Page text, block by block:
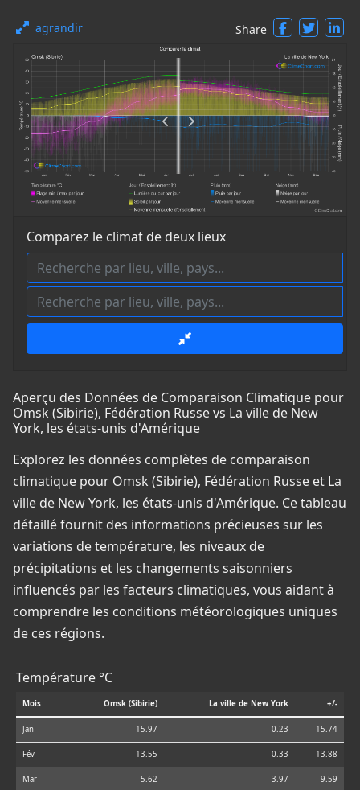
agrandir Share
Comparez le climat de deux lieux
Aperçu des Données de Comparaison Climatique pour
Omsk (Sibirie), Fédération Russe vs La ville de New
York, les états-unis d'Amérique
Explorez les données complètes de comparaison
climatique pour Omsk (Sibirie), Fédération Russe et La
ville de New York, les états-unis d'Amérique. Ce tableau
détaillé fournit des informations précieuses sur les
variations de température, les niveaux de
précipitations et les changements saisonniers
influencés par les facteurs climatiques, vous aidant à
comprendre les conditions météorologiques uniques
de ces régions.
Température °C
Mois Omsk (Sibirie) La ville de New York +/-
Jan -15.97 -0.23 15.74
Fév -13.55 0.33 13.88
Mar -5.62 3.97 9.59